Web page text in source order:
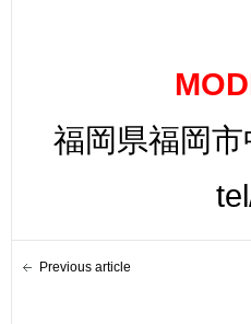
福岡県福岡
Previous article